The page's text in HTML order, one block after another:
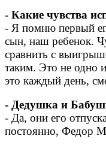
- Какие чувства
- Я помню первый
сын, наш ребенок.
сравнить с
таким. Это не одно
это каждый день,
- Дедушка и
- Да, они его
постоянно, Федор